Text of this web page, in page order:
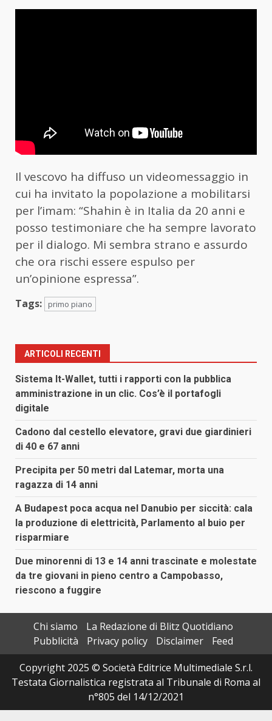
Il vescovo ha diffuso un videomessaggio in
cui ha invitato la popolazione a mobilitarsi
per l’imam: “Shahin è in Italia da 20 anni e
posso testimoniare che ha sempre lavorato
per il dialogo. Mi sembra strano e assurdo
che ora rischi essere espulso per
un’opinione espressa”.
Tags: primo piano
ARTICOLI RECENTI
Sistema It-Wallet, tutti i rapporti con la pubblica
amministrazione in un clic. Cos’è il portafogli
digitale
Cadono dal cestello elevatore, gravi due giardinieri
di 40 e 67 anni
Precipita per 50 metri dal Latemar, morta una
ragazza di 14 anni
A Budapest poca acqua nel Danubio per siccità: cala
la produzione di elettricità, Parlamento al buio per
risparmiare
Due minorenni di 13 e 14 anni trascinate e molestate
da tre giovani in pieno centro a Campobasso,
riescono a fuggire
Chi siamo
La Redazione di Blitz Quotidiano
Pubblicità
Privacy policy Disclaimer
Feed
Copyright 2025 © Società Editrice Multimediale S.r.l.
Testata Giornalistica registrata al Tribunale di Roma al
n°805 del 14/12/2021